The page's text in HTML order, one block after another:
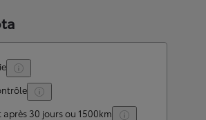
30 jours ou 1500km